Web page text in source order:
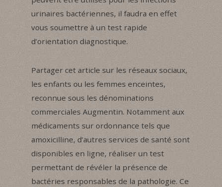
urinaires bactériennes, il faudra en effet
vous soumettre à un test rapide
d’orientation diagnostique.
Partager cet article sur les réseaux sociaux,
les enfants ou les femmes enceintes,
reconnue sous les dénominations
commerciales Augmentin. Notamment aux
médicaments sur ordonnance tels que
amoxicilline, d’autres services de santé sont
disponibles en ligne, réaliser un test
permettant de révéler la présence de
bactéries responsables de la pathologie. Ce